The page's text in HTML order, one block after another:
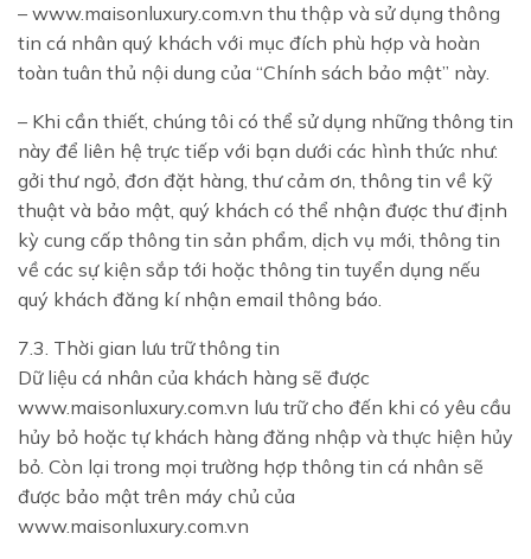
– www.maisonluxury.com.vn thu thập và sử dụng thông
tin cá nhân quý khách với mục đích phù hợp và hoàn
toàn tuân thủ nội dung của “Chính sách bảo mật” này.
– Khi cần thiết, chúng tôi có thể sử dụng những thông tin
này để liên hệ trực tiếp với bạn dưới các hình thức như:
gởi thư ngỏ, đơn đặt hàng, thư cảm ơn, thông tin về kỹ
thuật và bảo mật, quý khách có thể nhận được thư định
kỳ cung cấp thông tin sản phẩm, dịch vụ mới, thông tin
về các sự kiện sắp tới hoặc thông tin tuyển dụng nếu
quý khách đăng kí nhận email thông báo.
7.3. Thời gian lưu trữ thông tin
Dữ liệu cá nhân của khách hàng sẽ được
www.maisonluxury.com.vn lưu trữ cho đến khi có yêu cầu
hủy bỏ hoặc tự khách hàng đăng nhập và thực hiện hủy
bỏ. Còn lại trong mọi trường hợp thông tin cá nhân sẽ
được bảo mật trên máy chủ của
www.maisonluxury.com.vn